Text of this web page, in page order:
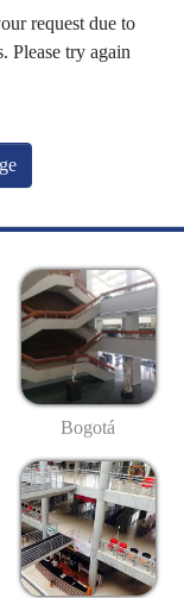
request due to
Please try again
Bogotá